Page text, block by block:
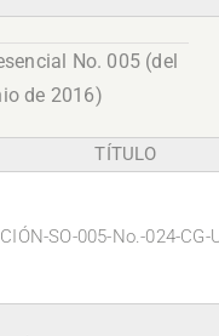
No. 005 (del
de 2016)
TÍTULO
SO-005-No.-024-CG-